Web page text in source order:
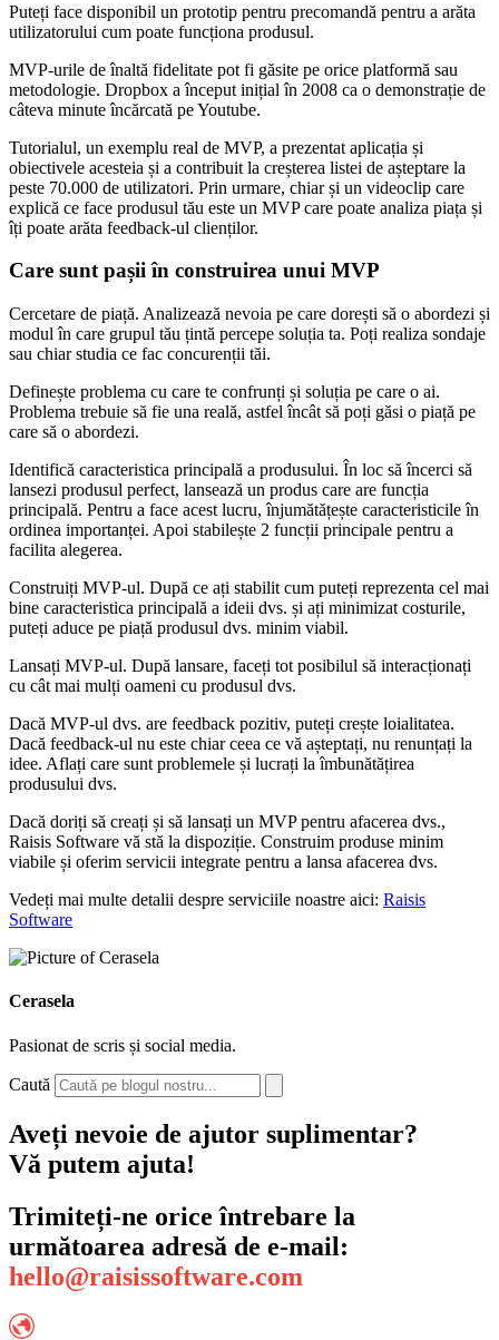
Puteți face disponibil un prototip pentru precomandă pentru a arăta
utilizatorului cum poate funcționa produsul.
MVP-urile de înaltă fidelitate pot fi găsite pe orice platformă sau
metodologie. Dropbox a început inițial în 2008 ca o demonstrație de
câteva minute încărcată pe Youtube.
Tutorialul, un exemplu real de MVP, a prezentat aplicația și
obiectivele acesteia și a contribuit la creșterea listei de așteptare la
peste 70.000 de utilizatori. Prin urmare, chiar și un videoclip care
explică ce face produsul tău este un MVP care poate analiza piața și
îți poate arăta feedback-ul clienților.
Care sunt pașii în construirea unui MVP
Cercetare de piață. Analizează nevoia pe care dorești să o abordezi și
modul în care grupul tău țintă percepe soluția ta. Poți realiza sondaje
sau chiar studia ce fac concurenții tăi.
Definește problema cu care te confrunți și soluția pe care o ai.
Problema trebuie să fie una reală, astfel încât să poți găsi o piață pe
care să o abordezi.
Identifică caracteristica principală a produsului. În loc să încerci să
lansezi produsul perfect, lansează un produs care are funcția
principală. Pentru a face acest lucru, înjumătățește caracteristicile în
ordinea importanței. Apoi stabilește 2 funcții principale pentru a
facilita alegerea.
Construiți MVP-ul. După ce ați stabilit cum puteți reprezenta cel mai
bine caracteristica principală a ideii dvs. și ați minimizat costurile,
puteți aduce pe piață produsul dvs. minim viabil.
Lansați MVP-ul. După lansare, faceți tot posibilul să interacționați
cu cât mai mulți oameni cu produsul dvs.
Dacă MVP-ul dvs. are feedback pozitiv, puteți crește loialitatea.
Dacă feedback-ul nu este chiar ceea ce vă așteptați, nu renunțați la
idee. Aflați care sunt problemele și lucrați la îmbunătățirea
produsului dvs.
Dacă doriți să creați și să lansați un MVP pentru afacerea dvs.,
Raisis Software vă stă la dispoziție. Construim produse minim
viabile și oferim servicii integrate pentru a lansa afacerea dvs.
Vedeți mai multe detalii despre serviciile noastre aici: Raisis
Software
Cerasela
Pasionat de scris și social media.
Caută
Aveți nevoie de ajutor suplimentar?
Vă putem ajuta!
Trimiteți-ne orice întrebare la
următoarea adresă de e-mail:
hello@raisissoftware.com